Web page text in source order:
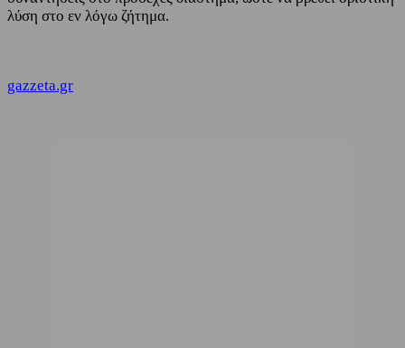
λύση στο εν λόγω ζήτημα.
gazzeta.gr